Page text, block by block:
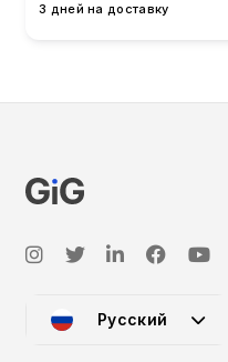
3 дней на доставку
Русский